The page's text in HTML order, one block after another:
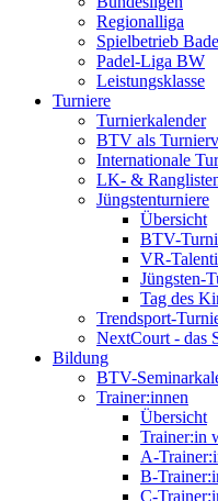
Regionalliga
Spielbetrieb
Padel-Liga BW
Leistungsklasse
Turniere
Turnierkalender
BTV als
Internationale
LK- &
Jüngstenturniere
Übersicht
BTV-
VR-
Jüngsten-
Tag des
Trendsport-
NextCourt - das
Bildung
BTV-
Trainer:innen
Übersicht
Trainer:in
A-
B-
C-